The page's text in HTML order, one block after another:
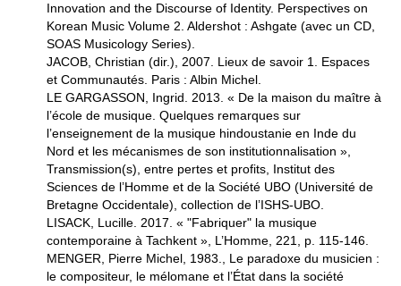
Innovation and the Discourse of Identity. Perspectives on
Korean Music Volume 2. Aldershot : Ashgate (avec un CD,
SOAS Musicology Series).
JACOB, Christian (dir.), 2007. Lieux de savoir 1. Espaces
et Communautés. Paris : Albin Michel.
LE GARGASSON, Ingrid. 2013. « De la maison du maître à
l’école de musique. Quelques remarques sur
l’enseignement de la musique hindoustanie en Inde du
Nord et les mécanismes de son institutionnalisation »,
Transmission(s), entre pertes et profits, Institut des
Sciences de l’Homme et de la Société UBO (Université de
Bretagne Occidentale), collection de l’ISHS-UBO.
LISACK, Lucille. 2017. « "Fabriquer" la musique
contemporaine à Tachkent », L’Homme, 221, p. 115-146.
MENGER, Pierre Michel, 1983., Le paradoxe du musicien :
le compositeur, le mélomane et l’État dans la société